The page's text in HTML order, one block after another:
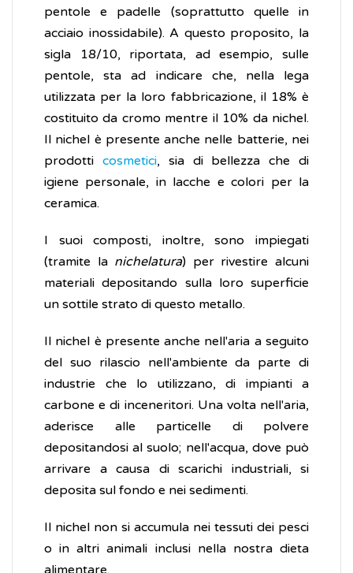
pentole e padelle (soprattutto quelle in
acciaio inossidabile). A questo proposito, la
sigla 18/10, riportata, ad esempio, sulle
pentole, sta ad indicare che, nella lega
utilizzata per la loro fabbricazione, il 18% è
costituito da cromo mentre il 10% da nichel.
Il nichel è presente anche nelle batterie, nei
prodotti cosmetici, sia di bellezza che di
igiene personale, in lacche e colori per la
ceramica.
I suoi composti, inoltre, sono impiegati
(tramite la nichelatura) per rivestire alcuni
materiali depositando sulla loro superficie
un sottile strato di questo metallo.
Il nichel è presente anche nell'aria a seguito
del suo rilascio nell'ambiente da parte di
industrie che lo utilizzano, di impianti a
carbone e di inceneritori. Una volta nell'aria,
aderisce alle particelle di polvere
depositandosi al suolo; nell'acqua, dove può
arrivare a causa di scarichi industriali, si
deposita sul fondo e nei sedimenti.
Il nichel non si accumula nei tessuti dei pesci
o in altri animali inclusi nella nostra dieta